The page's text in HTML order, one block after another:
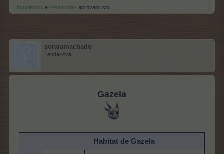
hugolemos e -zeantonio- aprovam isto.
soraiamachado
Lenda-viva
Gazela
Habitat de Gazela